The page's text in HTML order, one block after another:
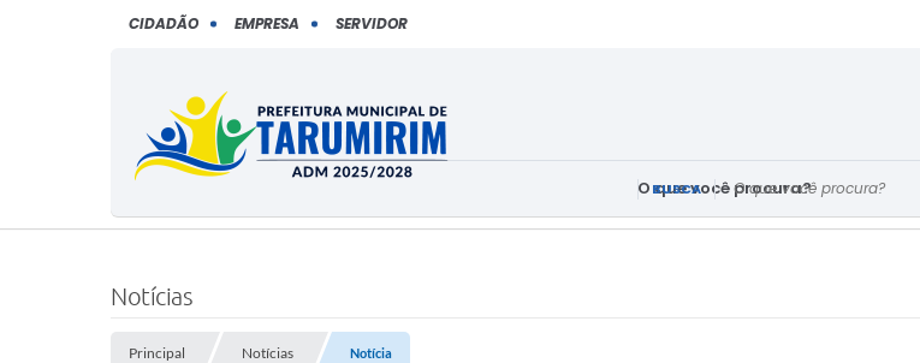
O que você procura?
CIDADÃO EMPRESA SERVIDOR
Notícias
Principal Notícias Notícia